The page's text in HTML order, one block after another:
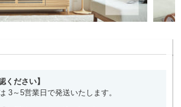
ください】
3～5営業日で発送いたします。